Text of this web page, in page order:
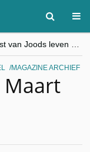
“Besnijdenisdebat toont hoe moeilijk seculiere Westen minderheden begrijpt”, Jinnih Beels (Vooruit)
CITYTRIP | ROEMENIË – Boekarest: de verrassing van Oost-Europa
MAGAZINE ARCHIEF
Maart